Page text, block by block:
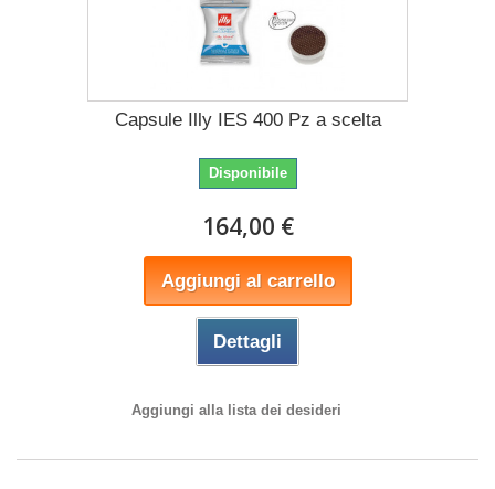
Capsule Illy IES 400 Pz a scelta
Disponibile
164,00 €
Aggiungi al carrello
Dettagli
Aggiungi alla lista dei desideri